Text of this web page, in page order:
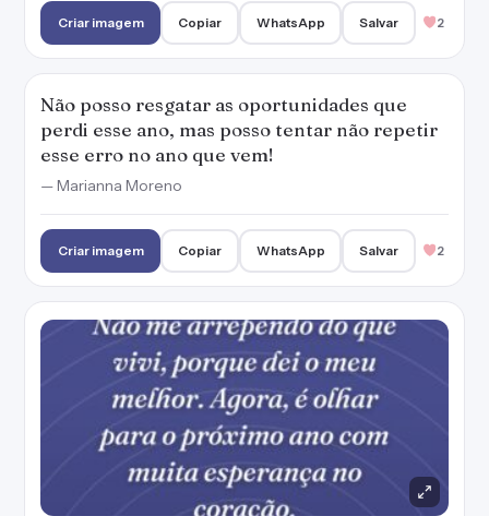
Criar imagem Copiar WhatsApp Salvar 2
Não posso resgatar as oportunidades que
perdi esse ano, mas posso tentar não repetir
esse erro no ano que vem!
— Marianna Moreno
Criar imagem Copiar WhatsApp Salvar 2